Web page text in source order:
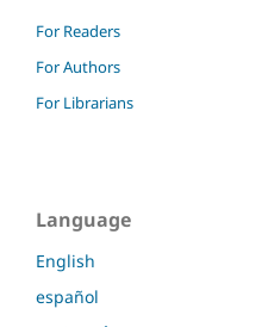
For Readers
For Authors
For Librarians
Language
English
español